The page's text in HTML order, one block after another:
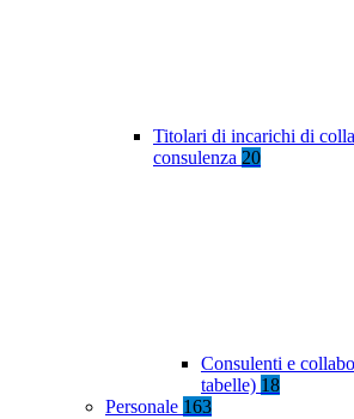
Titolari di incarichi di
consulenza 20
Consulenti e
tabelle) 18
Personale 163